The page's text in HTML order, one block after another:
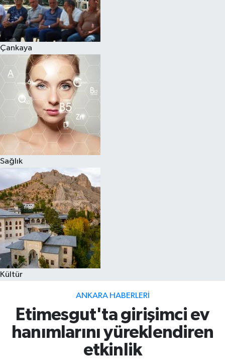
Çankaya
Sağlık
Kültür
ANKARA HABERLERI
Etimesgut'ta girişimci ev
hanımlarını yüreklendiren
etkinlik